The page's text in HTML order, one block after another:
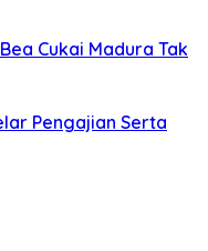
Cukai Madura Tak
Pengajian Serta